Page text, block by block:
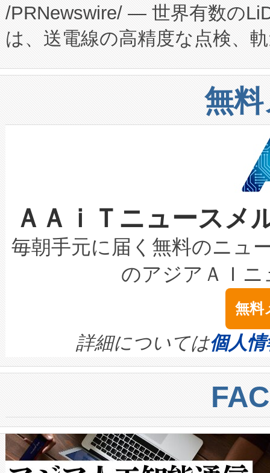
プログラムには、施設設計・
に関する技術移転および知的
構造化トレーニングカリキュ
上げおよび商用化段階におけ
設備整備および立ち上げ調整
加組織は、Enzeneのバイオ
選定された製品について、自
取得できる可能性もあります
設には、3億～4億ドルかか
最高経営責任者（CEO）であ
す。「当社のfully-connected
ームを利用すれば、6,000万
きます。この効率性は、フェ
た。 Voltaiq独自のAI搭載プラ
定、統合、導入、運用に至る
安全性を追跡し、確保する事
増加しているデータセンター
る電力網に大きな負担をかけ
事業者の負担軽減という課題
系統連系を迅速にし、ピーク
限を超えて利用可能な電力容
持できるよう貢献します。こ
ービスレベル契約（SLA）違
テリー性能の劣化によるダウ
念は、現在データセンターが
ます。 Voltaiq provides a
quality and reliability for AI
BESS stack to ensure battery
centers. Voltaiqは、ai&のAI
からシステム統合、試運転、
クルの各段階のデータを監視
[…]
/PRNewswire/ — 世界有数の
は、送電線の高精度な点検、
や穀物倉庫におけるバルク材
リューション「Avia 2」を発
したAvia 2は、1,000メート
狭視野のFOVを切り替えるこ
ケーブル、枝などの細かな対
なレーザースポットにより、
な環境下でも豊かなディテー
キロメートル範囲を検出
LiDAR for Inspections,
は1535 nmレーザーを搭載。
イズの小径化を実現すること
す。ノーマルモードでは、
ートル先まで検出でき、これ
トに対して約600メートルに
では、反射率10％のターゲッ
で向上し、最大検知距離は
ットだけで最大1キロメート
無
ＡＡｉＴニュース
毎朝手元に届く無料のニュ
のアジアＡＩ
無料
詳細については個人